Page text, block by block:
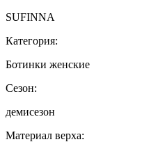
SUFINNA
Категория:
Ботинки женские
Сезон:
демисезон
Материал верха: